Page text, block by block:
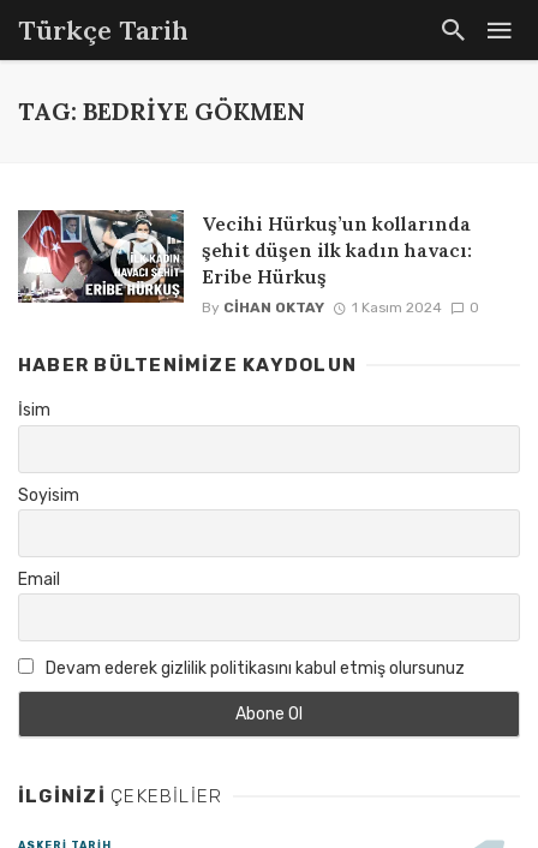
Türkçe Tarih
TAG: BEDRIYE GÖKMEN
Vecihi Hürkuş’un kollarında
şehit düşen ilk kadın havacı:
Eribe Hürkuş
By CIHAN OKTAY 1 Kasım 2024 0
HABER BÜLTENIMIZE KAYDOLUN
İsim
Soyisim
Email
Devam ederek gizlilik politikasını kabul etmiş olursunuz
İLGINIZI ÇEKEBILIER
ASKERI TARIH